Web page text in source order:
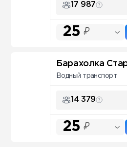
17 987
25 ₽
Барахолка
Водный транспорт
14 379
25 ₽